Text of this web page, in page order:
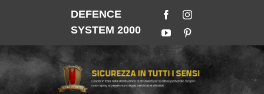
DEFENCE
SYSTEM 2000